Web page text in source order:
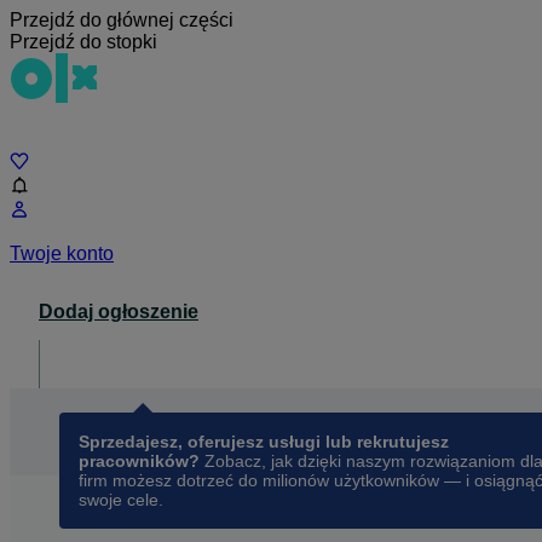
Przejdź do głównej części
Przejdź do stopki
Twoje konto
Dodaj ogłoszenie
Sprzedajesz, oferujesz usługi lub rekrutujesz
pracowników? Zobacz, jak dzięki naszym rozwiązaniom dla
firm możesz dotrzeć do milionów użytkowników — i osiągnąć
swoje cele.